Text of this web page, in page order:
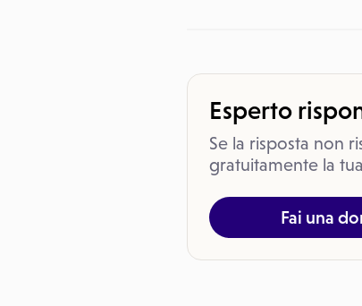
Esperto
Se la risposta non
gratuitamente la
Fai una